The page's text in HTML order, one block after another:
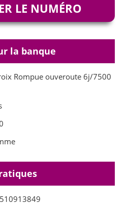
LE NUMÉRO
la banque
Rompue ouveroute 6j/7500